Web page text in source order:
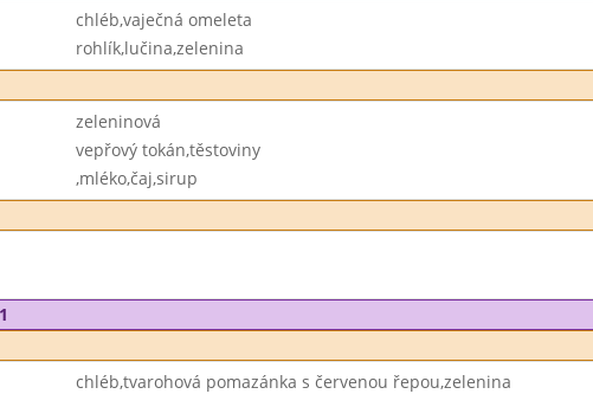
chléb,vaječná omeleta
rohlík,lučina,zelenina
zeleninová
vepřový tokán,těstoviny
,mléko,čaj,sirup
chléb,tvarohová pomazánka s červenou řepou,zelenina